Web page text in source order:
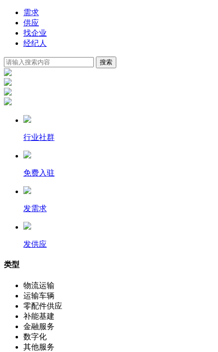
需求
供应
找企业
经纪人
搜索
行业社群
免费入驻
发需求
发供应
类型
物流运输
运输车辆
零配件供应
补能基建
金融服务
数字化
其他服务